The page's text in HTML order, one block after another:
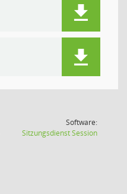
Software:
SitzungsdienstSession(Wird in